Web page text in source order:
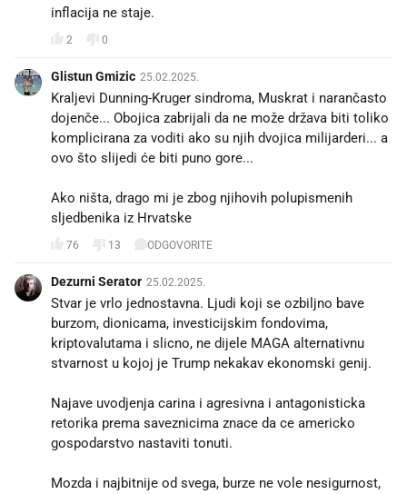
inflacija ne staje.
2 0
Glistun Gmizic 25.02.2025.
Kraljevi Dunning-Kruger sindroma, Muskrat i narančasto
dojenče... Obojica zabrijali da ne može država biti toliko
komplicirana za voditi ako su njih dvojica milijarderi... a
ovo što slijedi će biti puno gore...
Ako ništa, drago mi je zbog njihovih polupismenih
sljedbenika iz Hrvatske
76 13 ODGOVORITE
Dezurni Serator 25.02.2025.
Stvar je vrlo jednostavna. Ljudi koji se ozbiljno bave
burzom, dionicama, investicijskim fondovima,
kriptovalutama i slicno, ne dijele MAGA alternativnu
stvarnost u kojoj je Trump nekakav ekonomski genij.
Najave uvodjenja carina i agresivna i antagonisticka
retorika prema saveznicima znace da ce americko
gospodarstvo nastaviti tonuti.
Mozda i najbitnije od svega, burze ne vole nesigurnost,